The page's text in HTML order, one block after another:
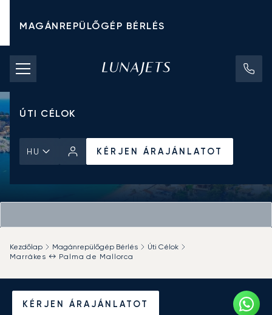
MAGÁNREPÜLŐGÉP BÉRLÉS
CHARTER ÁRAK
MAGÁNREPÜLŐGÉPEK
ÚTI CÉLOK
HU KÉRJEN ÁRAJÁNLATOT
KÉRJEN ÁRAJÁNLATOT
Kezdőlap Magánrepülőgép Bérlés
Úti Célok
Marrákes ↔ Palma de Mallorca
Béreljen magánrepülőt